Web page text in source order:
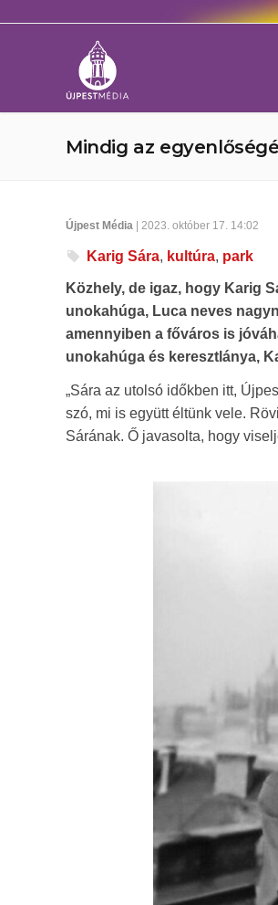
Mindig az
Újpest Média | 2023. október 17. 14:02
Karig Sára, kultúra, park
Közhely, de igaz, hogy Karig
unokahúga, Luca neves
amennyiben a főváros is
unokahúga és keresztlánya,
„Sára az utolsó időkben itt,
szó, mi is együtt éltünk vele.
Sárának. Ő javasolta, hogy